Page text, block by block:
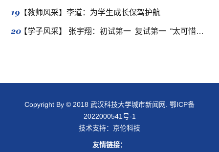
19 【教师风采】李道：为学生成长保驾护航
20【学子风采】 张宇翔：初试第一 复试第一 “太可惜了”？411分的当事人有话要说
Copyright By © 2018 武汉科技大学城市新闻网. 鄂ICP备
2022000541号-1
技术支持： 京伦科技
友情链接：